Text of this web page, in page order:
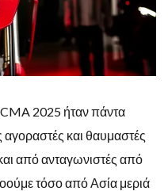
2025 ήταν πάντα
και θαυμαστές
από ανταγωνιστές από
τόσο από Ασία μεριά